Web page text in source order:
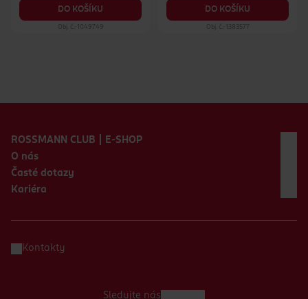
DO KOŠÍKU
Obj. č.: 1049749
DO KOŠÍKU
Obj. č.: 1383577
ROSSMANN CLUB | E-SHOP
O nás
Časté dotazy
Kariéra
Kontakty
Sledujte nás